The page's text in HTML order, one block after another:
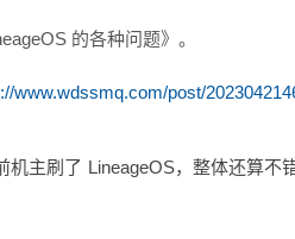
的各种问题》。
www.wdssmq.com/post/
机主刷了 LineageOS，整体还算